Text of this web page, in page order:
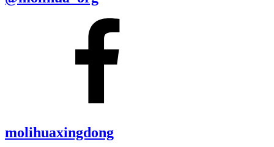
molihuaxingdong